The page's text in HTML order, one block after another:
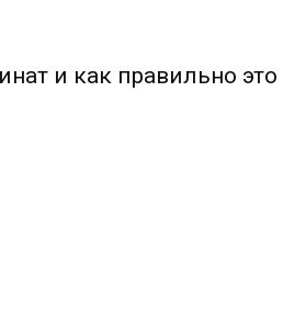
и как правильно это